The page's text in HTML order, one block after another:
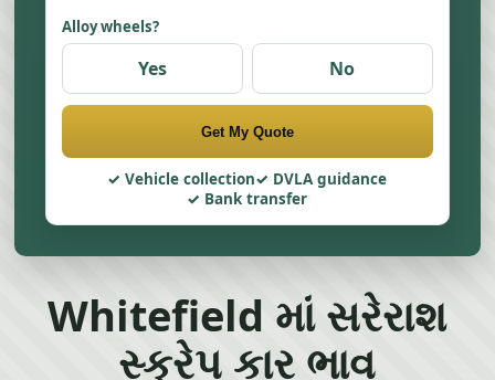
Alloy wheels?
Yes No
Get My Quote
Vehicle collection
DVLA guidance
Bank transfer
Whitefield માં સરેરાશ
સ્ક્રેપ કાર ભાવ